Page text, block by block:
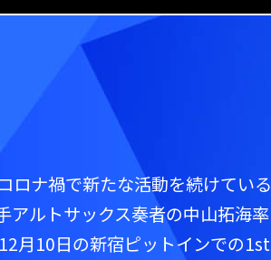
ロナ禍で新たな活動を続けている
アルトサックス奏者の中山拓海率
月10日の新宿ピットインでの1st